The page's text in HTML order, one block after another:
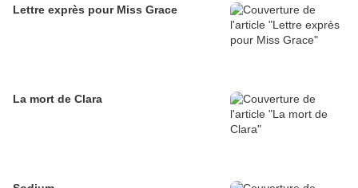
Lettre exprès pour Miss Grace
La mort de Clara